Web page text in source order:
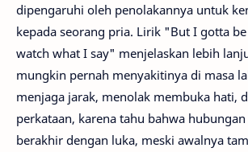
dipengaruhi oleh penolakannya untuk
kepada seorang pria. Lirik "But I gotta
watch what I say" menjelaskan lebih
mungkin pernah menyakitinya di masa
menjaga jarak, menolak membuka hati,
perkataan, karena tahu bahwa
berakhir dengan luka, meski awalnya